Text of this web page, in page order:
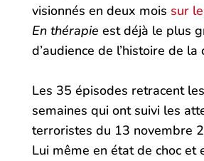
visionnés en deux mois sur
En thérapie est déjà le plus
d’audience de l’histoire de la
Les 35 épisodes retracent
semaines qui ont suivi les
terroristes du 13 novembre
Lui même en état de choc et